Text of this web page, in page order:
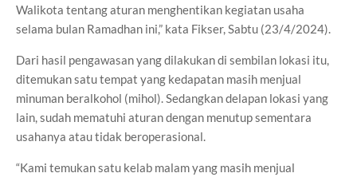
Walikota tentang aturan menghentikan kegiatan usaha
selama bulan Ramadhan ini,” kata Fikser, Sabtu (23/4/2024).
Dari hasil pengawasan yang dilakukan di sembilan lokasi itu,
ditemukan satu tempat yang kedapatan masih menjual
minuman beralkohol (mihol). Sedangkan delapan lokasi yang
lain, sudah mematuhi aturan dengan menutup sementara
usahanya atau tidak beroperasional.
“Kami temukan satu kelab malam yang masih menjual